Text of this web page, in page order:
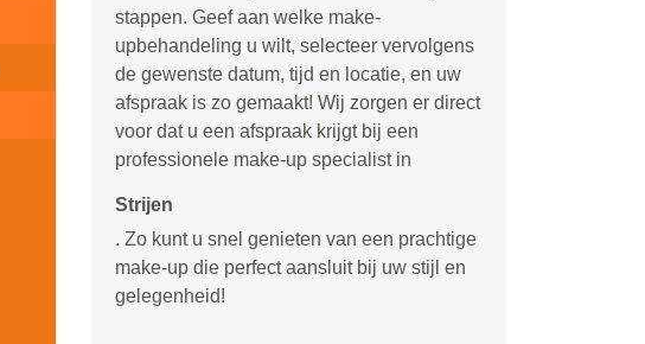
stappen. Geef aan welke make-
upbehandeling u wilt, selecteer vervolgens
de gewenste datum, tijd en locatie, en uw
afspraak is zo gemaakt! Wij zorgen er direct
voor dat u een afspraak krijgt bij een
professionele make-up specialist in
Strijen
. Zo kunt u snel genieten van een prachtige
make-up die perfect aansluit bij uw stijl en
gelegenheid!